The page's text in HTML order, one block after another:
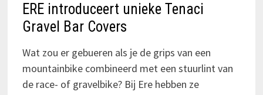
ERE introduceert unieke Tenaci
Gravel Bar Covers
Wat zou er gebueren als je de grips van een
mountainbike combineerd met een stuurlint van
de race- of gravelbike? Bij Ere hebben ze